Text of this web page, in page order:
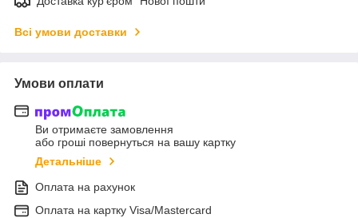
Всі умови доставки
Умови оплати
Ви отримаєте замовлення
або гроші повернуться на вашу картку
Детальніше
Оплата на рахунок
Оплата на картку Visa/Mastercard